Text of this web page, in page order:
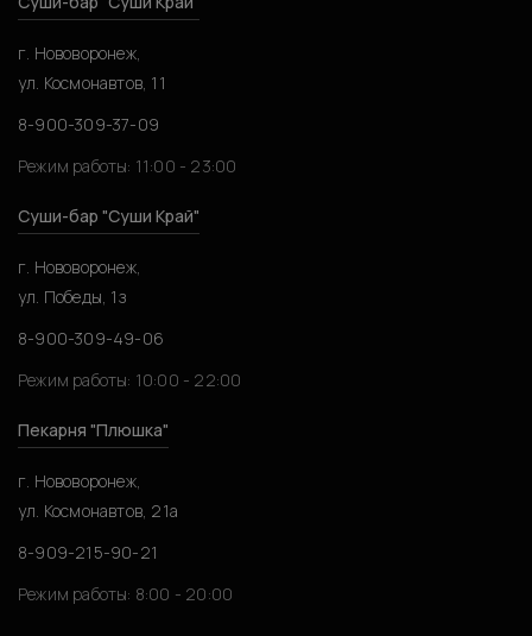
г. Нововоронеж,
ул. Космонавтов, 11
8-900-309-37-09
Режим работы: 11:00 - 23:00
Суши-бар "Суши Край"
г. Нововоронеж,
ул. Победы, 1з
8-900-309-49-06
Режим работы: 10:00 - 22:00
Пекарня "Плюшка"
г. Нововоронеж,
ул. Космонавтов, 21а
8-909-215-90-21
Режим работы: 8:00 - 20:00